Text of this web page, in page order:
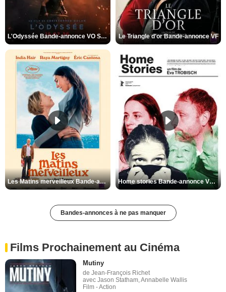
L'Odyssée Bande-annonce VO STFR Le Triangle d'or Bande-annonce VF
Les Matins merveilleux Bande-annonce VF Home stories Bande-annonce VO STFR
Bandes-annonces à ne pas manquer
Films Prochainement au Cinéma
Mutiny
de Jean-François Richet
avec Jason Statham, Annabelle Wallis
Film - Action